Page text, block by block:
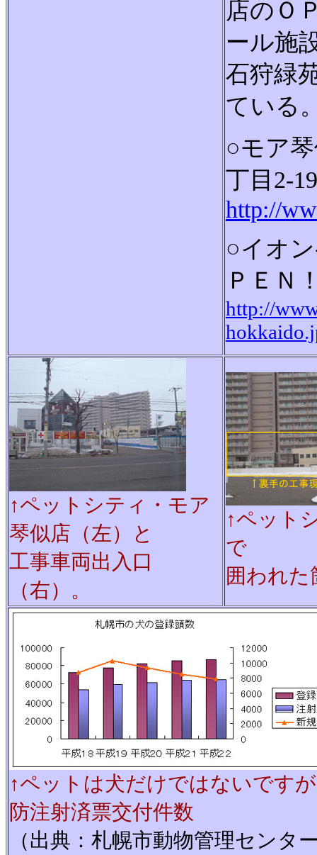
店のＯ
ール施
石狩緑
ている
○モア
丁目2-19
http://
○イオ
ＰＥＮ
http://
↑ペットシティ・モア
琴似店（左）と
工事車両出入口
（右）。
↑ペット
で
囲われた
↑ペットは犬だけではないです
防注射済票交付件数
（出典：札幌市動物管理センタ